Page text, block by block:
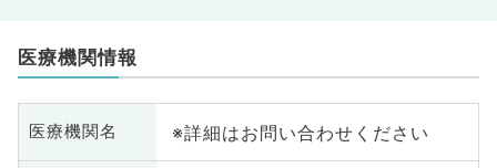
医療機関情報
医療機関名 ※詳細はお問い合わせください